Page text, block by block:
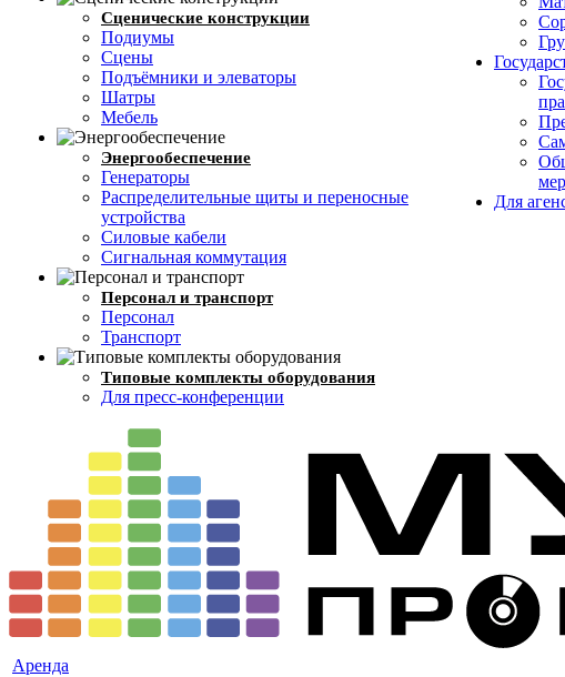
Сценические конструкции
Подиумы
Сцены
Подъёмники и элеваторы
Шатры
Мебель
Энергообеспечение
Генераторы
Распределительные щиты и переносные
устройства
Силовые кабели
Сигнальная коммутация
Персонал и транспорт
Персонал
Транспорт
Типовые комплекты оборудования
Для пресс-конференции
Для
Аренда